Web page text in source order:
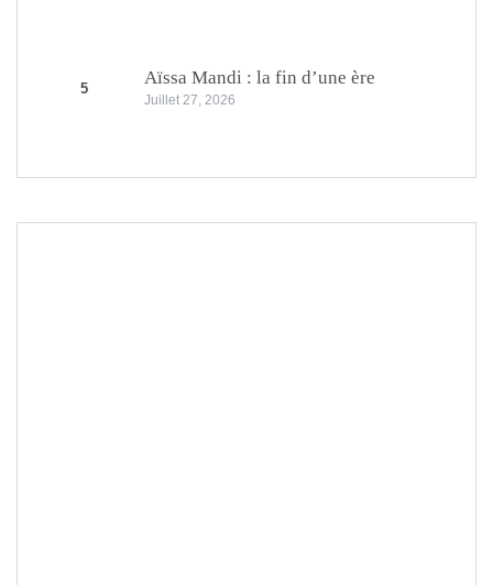
5
Aïssa Mandi : la fin d’une ère
Juillet 27, 2026